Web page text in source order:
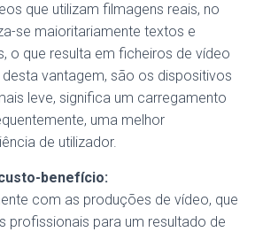
que utilizam filmagens reais, no
se maioritariamente textos e
o que resulta em ficheiros de vídeo
vantagem, são os dispositivos
leve, significa um carregamento
uma melhor
de utilizador.
benefício:
com as produções de vídeo, que
profissionais para um resultado de